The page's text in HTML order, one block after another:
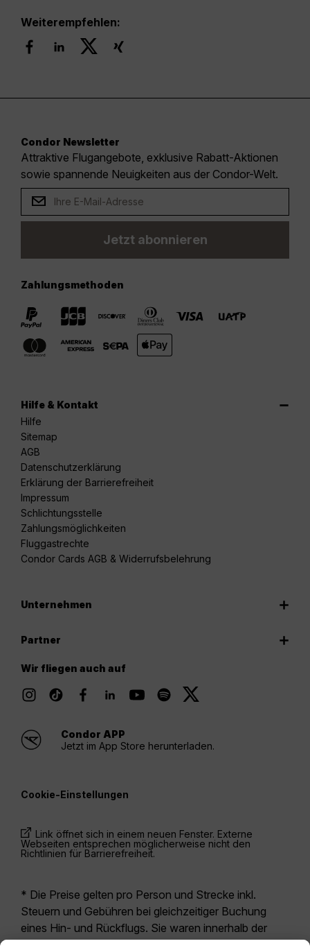
Weiterempfehlen:
Condor Newsletter
Attraktive Flugangebote, exklusive Rabatt-Aktionen
sowie spannende Neuigkeiten aus der Condor-Welt.
Jetzt abonnieren
Zahlungsmethoden
Hilfe & Kontakt
Hilfe
Sitemap
AGB
Datenschutzerklärung
Erklärung der Barrierefreiheit
Impressum
Schlichtungsstelle
Zahlungsmöglichkeiten
Fluggastrechte
Condor Cards AGB & Widerrufsbelehrung
Unternehmen
Partner
Wir fliegen auch auf
Condor APP
Jetzt im App Store herunterladen.
Cookie-Einstellungen
Link öffnet sich in einem neuen Fenster. Externe
Webseiten entsprechen möglicherweise nicht den
Richtlinien für Barrierefreiheit.
* Die Preise gelten pro Person und Strecke inkl.
Steuern und Gebühren bei gleichzeitiger Buchung
eines Hin- und Rückflugs. Sie waren innerhalb der